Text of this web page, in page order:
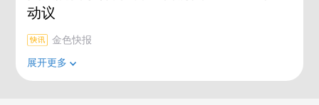
动议
金色快报
展开更多